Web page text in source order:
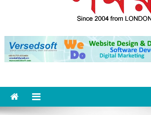
Daily Shomoy,
from